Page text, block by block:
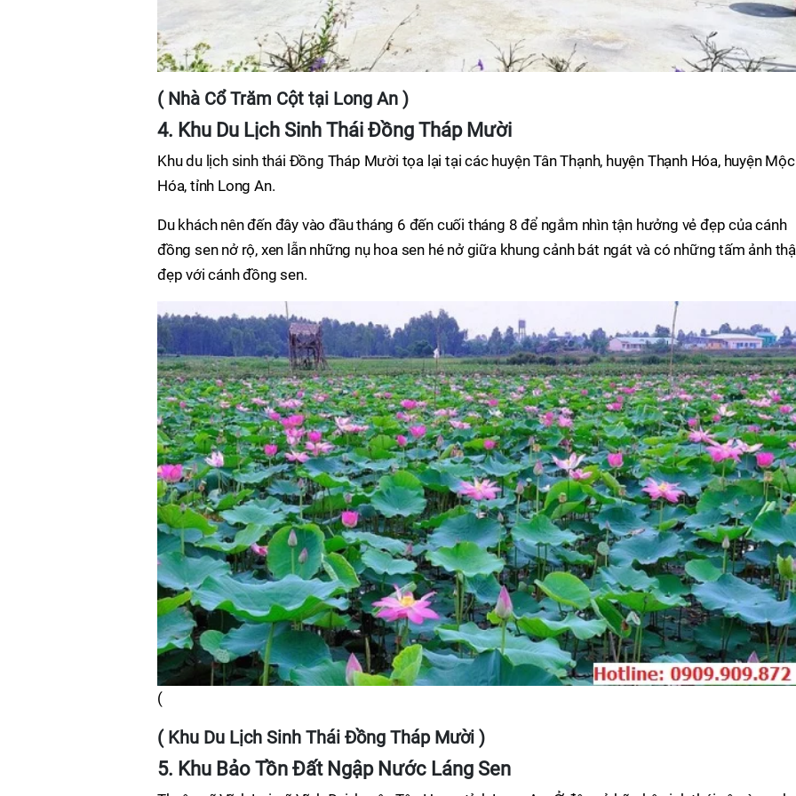
( Nhà Cổ Trăm Cột tại Long An )
4. Khu Du Lịch Sinh Thái Đồng Tháp Mười
Khu du lịch sinh thái Đồng Tháp Mười tọa lại tại các huyện Tân Thạnh, huyện Thạnh Hóa, huyện Mộc
Hóa, tỉnh Long An.
Du khách nên đến đây vào đầu tháng 6 đến cuối tháng 8 để ngắm nhìn tận hưởng vẻ đẹp của cánh
đồng sen nở rộ, xen lẫn những nụ hoa sen hé nở giữa khung cảnh bát ngát và có những tấm ảnh
đẹp với cánh đồng sen.
(
( Khu Du Lịch Sinh Thái Đồng Tháp Mười )
5. Khu Bảo Tồn Đất Ngập Nước Láng Sen